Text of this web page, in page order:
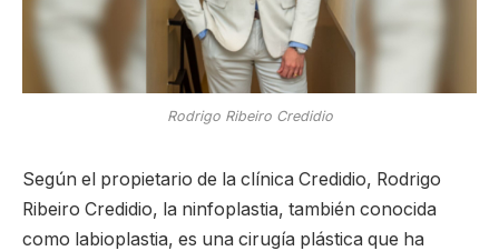
Rodrigo Ribeiro Credidio
Según el propietario de la clínica Credidio, Rodrigo
Ribeiro Credidio, la ninfoplastia, también conocida
como labioplastia, es una cirugía plástica que ha